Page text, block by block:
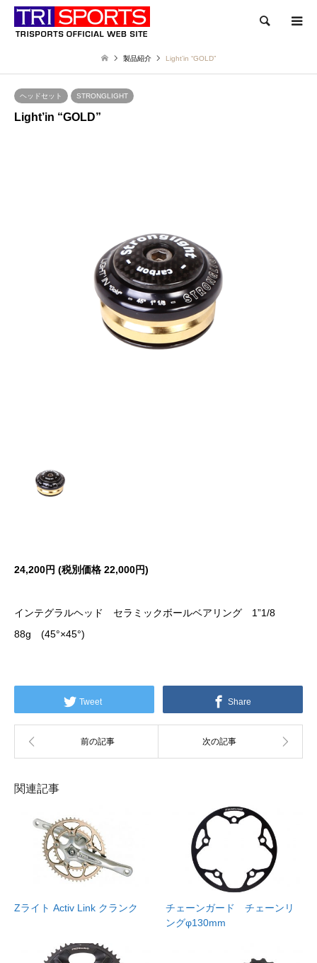
検索
製品紹介 Light’in “GOLD”
ヘッドセット STRONGLIGHT
Light’in “GOLD”
24,200円 (税別価格 22,000円)
インテグラルヘッド セラミックボールベアリング 1”1/8
88g (45°×45°)
Tweet Share
関連記事
Zライト Activ Link クランク
チェーンガード チェーンリ
ングφ130mm